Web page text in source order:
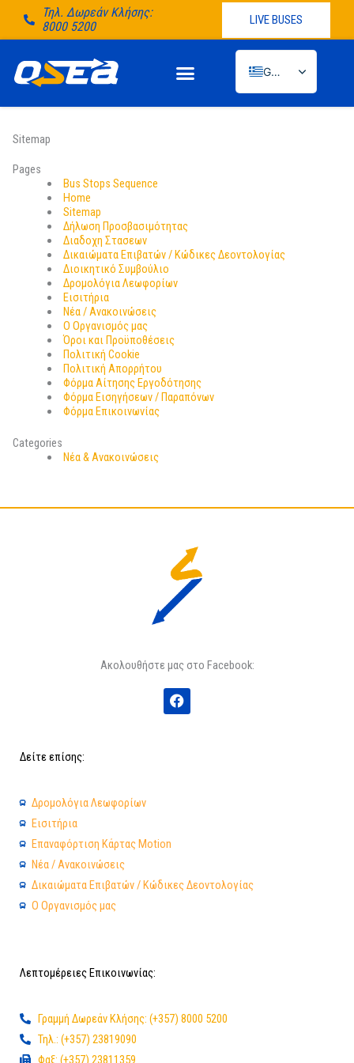
Μετάβαση
περιεχόμενο
Τηλ. Δωρεάν Κλήσης:
8000 5200
LIVE BUSES
Greek
English
Sitemap
Pages
Bus Stops Sequence
Home
Sitemap
Δήλωση Προσβασιμότητας
Διαδοχη Στασεων
Δικαιώματα Επιβατών / Κώδικες Δεοντολογίας
Διοικητικό Συμβούλιο
Δρομολόγια Λεωφορίων
Εισιτήρια
Νέα / Ανακοινώσεις
Ο Οργανισμός μας
Όροι και Προϋποθέσεις
Πολιτική Cookie
Πολιτική Απορρήτου
Φόρμα Αίτησης Εργοδότησης
Φόρμα Εισηγήσεων / Παραπόνων
Φόρμα Επικοινωνίας
Categories
Νέα & Ανακοινώσεις
Ακολουθήστε μας στο Facebook:
F
a
Δείτε επίσης:
Δρομολόγια Λεωφορίων
Εισιτήρια
Επαναφόρτιση Κάρτας Motion
Νέα / Ανακοινώσεις
Δικαιώματα Επιβατών / Κώδικες Δεοντολογίας
Ο Οργανισμός μας
Λεπτομέρειες Επικοινωνίας:
Γραμμή Δωρεάν Κλήσης: (+357) 8000 5200
Τηλ.: (+357) 23819090
Φαξ: (+357) 23811359